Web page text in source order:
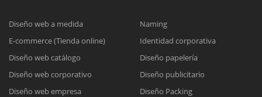
Diseño web a medida
E-commerce (Tienda online)
Diseño web catálogo
Diseño web corporativo
Diseño web empresa
Naming
Identidad corporativa
Diseño papelería
Diseño publicitario
Diseño Packing